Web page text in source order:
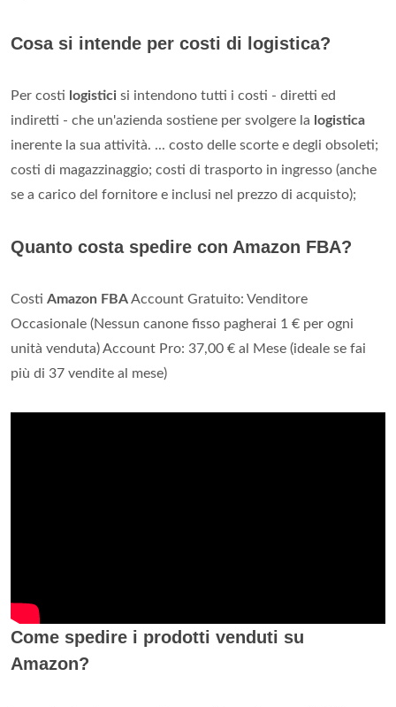
Cosa si intende per costi di logistica?
Per costi logistici si intendono tutti i costi - diretti ed
indiretti - che un'azienda sostiene per svolgere la logistica
inerente la sua attività. ... costo delle scorte e degli obsoleti;
costi di magazzinaggio; costi di trasporto in ingresso (anche
se a carico del fornitore e inclusi nel prezzo di acquisto);
Quanto costa spedire con Amazon FBA?
Costi Amazon FBAAccount Gratuito: Venditore
Occasionale (Nessun canone fisso pagherai 1 € per ogni
unità venduta) Account Pro: 37,00 € al Mese (ideale se fai
più di 37 vendite al mese)
Come spedire i prodotti venduti su
Amazon?